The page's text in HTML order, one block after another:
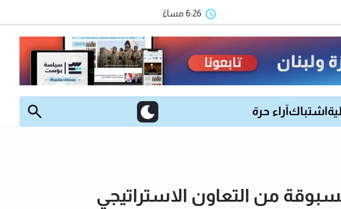
6:26 مساءً
اشتباك آراء حرة
من التعاون الاستراتيجي